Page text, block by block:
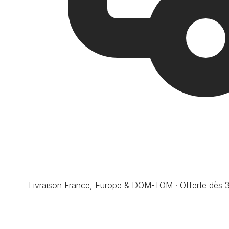
Livraison France, Europe & DOM-TOM · Offerte dès